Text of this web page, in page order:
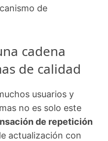
de
cadena
de calidad
usuarios y
no es solo este
de repetición
actualización con